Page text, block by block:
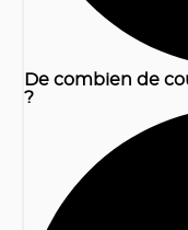
De combien de
?